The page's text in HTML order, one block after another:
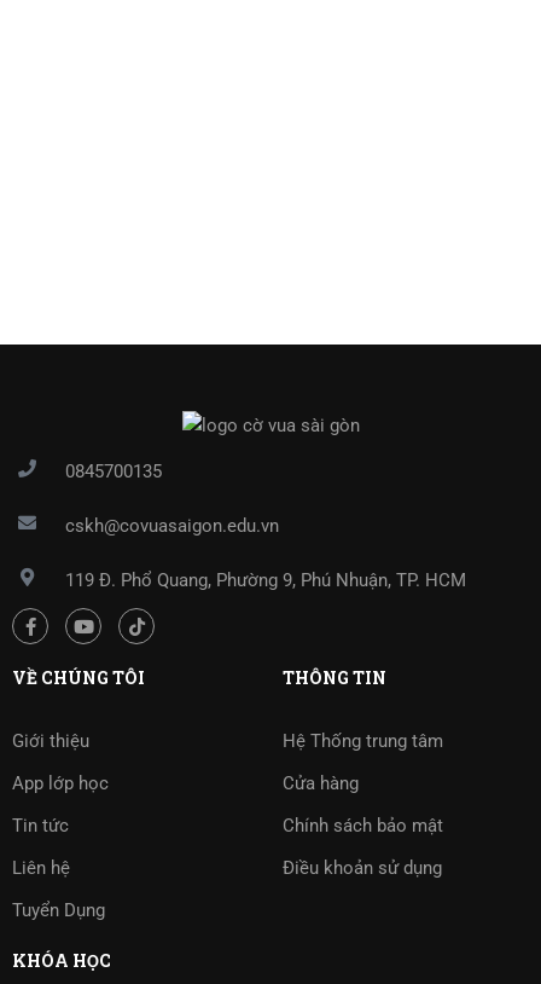
0845700135
cskh@covuasaigon.edu.vn
119 Đ. Phổ Quang, Phường 9, Phú Nhuận, TP. HCM
VỀ CHÚNG TÔI
Giới thiệu
App lớp học
Tin tức
Liên hệ
Tuyển Dụng
THÔNG TIN
Hệ Thống trung tâm
Cửa hàng
Chính sách bảo mật
Điều khoản sử dụng
KHÓA HỌC